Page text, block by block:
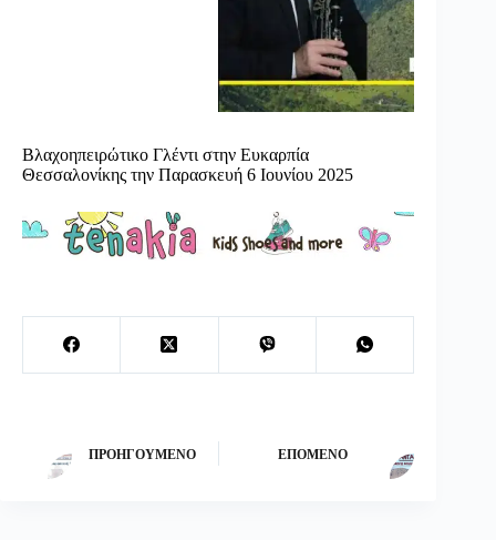
Βλαχοηπειρώτικο Γλέντι στην Ευκαρπία
Θεσσαλονίκης την Παρασκευή 6 Ιουνίου 2025
ΠΡΟΗΓΟΎΜΕΝΟ ΕΠΌΜΕΝΟ